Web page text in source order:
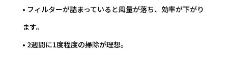
• フィルターが詰まっていると風量が落ち、効率が下がり
ます。
• 2週間に1度程度の掃除が理想。